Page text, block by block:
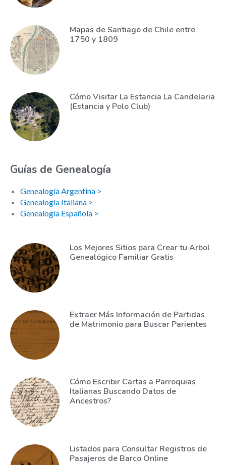
Mapas de Santiago de Chile entre
1750 y 1809
Cómo Visitar La Estancia La Candelaria
(Estancia y Polo Club)
Guías de Genealogía
Genealogía Argentina >
Genealogía Italiana >
Genealogía Española >
Los Mejores Sitios para Crear tu Arbol
Genealógico Familiar Gratis
Extraer Más Información de Partidas
de Matrimonio para Buscar Parientes
Cómo Escribir Cartas a Parroquias
Italianas Buscando Datos de
Ancestros?
Listados para Consultar Registros de
Pasajeros de Barco Online